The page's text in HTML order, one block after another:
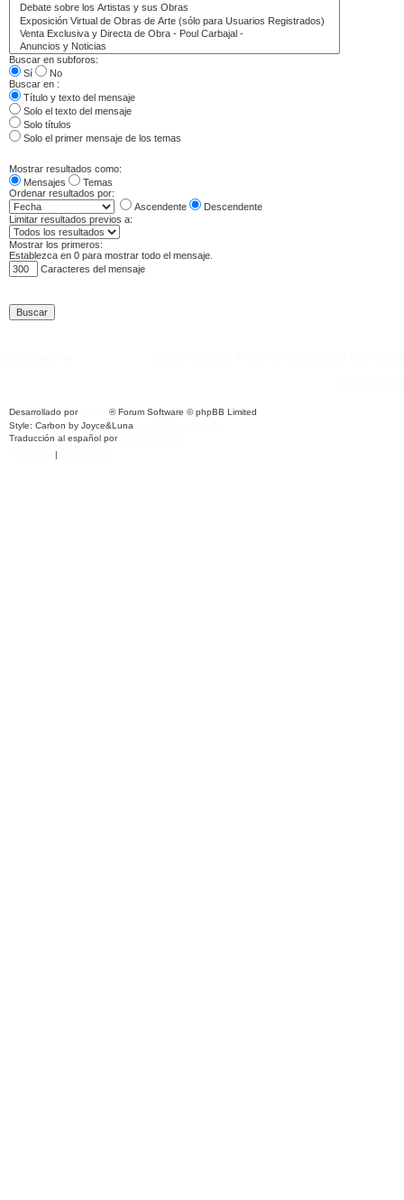
Buscar en subforos:
Sí
No
Buscar en :
Título y texto del mensaje
Solo el texto del mensaje
Solo títulos
Solo el primer mensaje de los temas
Mostrar resultados como:
Mensajes
Temas
Ordenar resultados por:
Ascendente
Descendente
Limitar resultados previos a:
Mostrar los primeros:
Establezca en 0 para mostrar todo el mensaje.
Caracteres del mensaje
Desarrollado por
® Forum Software © phpBB Limited
Style: Carbon by Joyce&Luna
Traducción al español por
|